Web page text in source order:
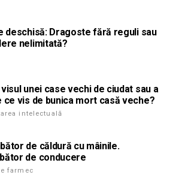
deschisă: Dragoste fără reguli sau
nelimitată?
unei case vechi de ciudat sau a
ce vis de bunica mort casă veche?
intelectuală
de căldură cu mâinile.
de conducere
farmec